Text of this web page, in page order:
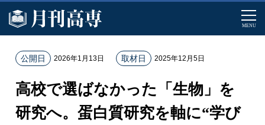
MENU
ホ
ム
記
事
高校で選ばなかった「生物」を
研究へ。蛋白質研究を軸に“学び
公開日 2026年1月13日 取材日 2025年12月5日